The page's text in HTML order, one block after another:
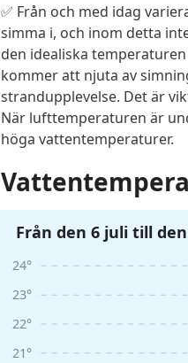
✅ Från och med idag
simma i, och inom detta
den idealiska
kommer att njuta av
strandupplevelse. Det är
När lufttemperaturen är
höga vattentemperaturer.
Från den 6 juli till
21°
22°
23°
24°